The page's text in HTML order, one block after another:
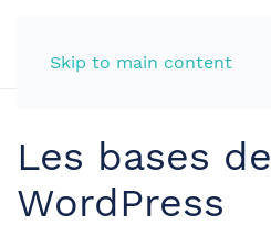
Skip to main content
Les bases de
WordPress